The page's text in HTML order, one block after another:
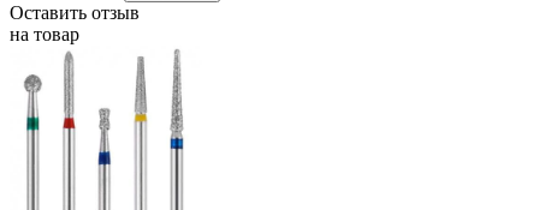
Оставить отзыв
на товар